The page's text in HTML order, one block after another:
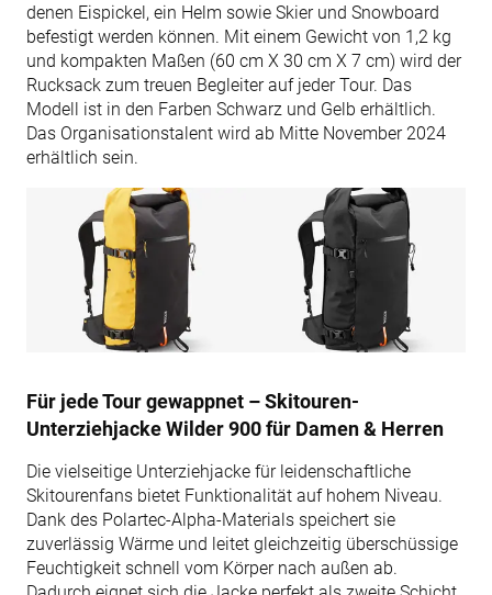
denen Eispickel, ein Helm sowie Skier und Snowboard
befestigt werden können. Mit einem Gewicht von 1,2 kg
und kompakten Maßen (60 cm X 30 cm X 7 cm) wird der
Rucksack zum treuen Begleiter auf jeder Tour. Das
Modell ist in den Farben Schwarz und Gelb erhältlich.
Das Organisationstalent wird ab Mitte November 2024
erhältlich sein.
Für jede Tour gewappnet – Skitouren-
Unterziehjacke Wilder 900 für Damen & Herren
Die vielseitige Unterziehjacke für leidenschaftliche
Skitourenfans bietet Funktionalität auf hohem Niveau.
Dank des Polartec-Alpha-Materials speichert sie
zuverlässig Wärme und leitet gleichzeitig überschüssige
Feuchtigkeit schnell vom Körper nach außen ab.